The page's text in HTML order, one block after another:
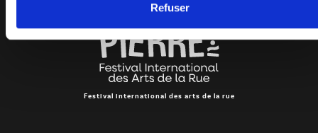
Refuser
Festival international des arts de la rue